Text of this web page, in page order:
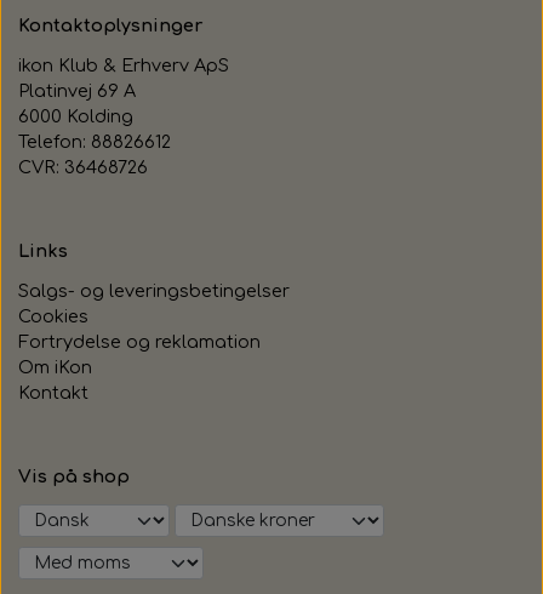
Kontaktoplysninger
ikon Klub & Erhverv ApS
Platinvej 69 A
6000 Kolding
Telefon: 88826612
CVR: 36468726
Links
Salgs- og leveringsbetingelser
Cookies
Fortrydelse og reklamation
Om iKon
Kontakt
Vis på shop